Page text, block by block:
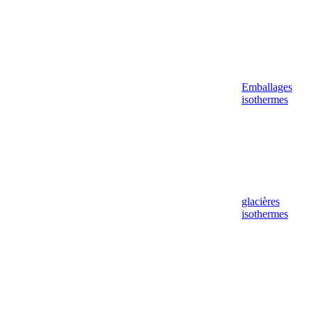
Emballages
isothermes
glacières
isothermes